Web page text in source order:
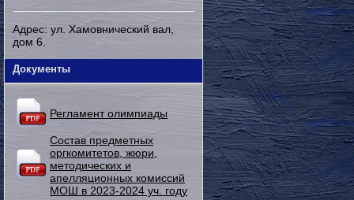
Адрес: ул. Хамовнический вал,
дом 6.
Документы
Регламент олимпиады
Состав предметных
оргкомитетов, жюри,
методических и
апелляционных комиссий
МОШ в 2023-2024 уч. году